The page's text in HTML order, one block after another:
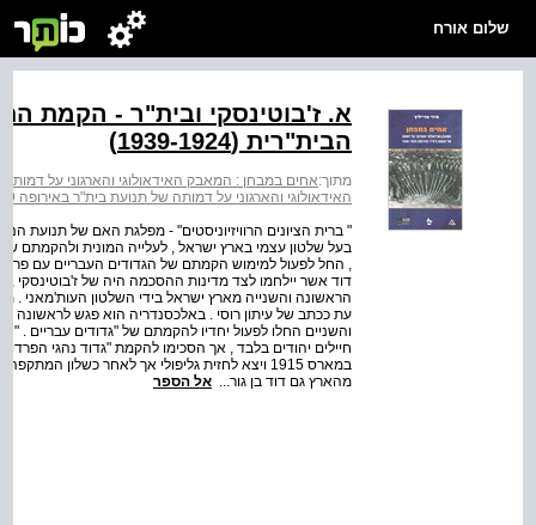
שלום אורח
א. ז'בוטינסקי ובית"ר - הקמת
הבית"רית (1939-1924)
מתוך:אחים במבחן : המאבק האידאולוגי והארגוני על דמותה של
האידאולוגי והארגוני על דמותה של תנועת בית"ר באירופה ‭1946-1939‬
, החל לפעול למימוש הקמתם של הגדודים העבריים עם
הראשונה והשנייה מארץ ישראל בידי השלטון העות'מאני .
והשניים החלו לפעול יחדיו להקמתם של "גדודים עבריים
חיילים יהודים בלבד , אך הסכימו להקמת "גדוד נהגי
במארס 1915 ויצא לחזית גליפולי אך לאחר
מהארץ גם דוד בן גור... אל הספר